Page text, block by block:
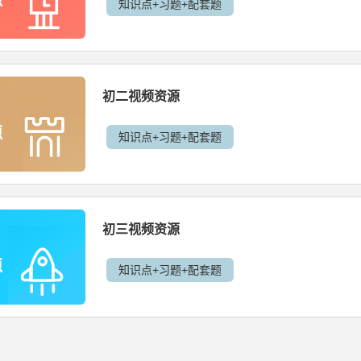
知识点+习题+配套题
初二视频资源
知识点+习题+配套题
初三视频资源
知识点+习题+配套题